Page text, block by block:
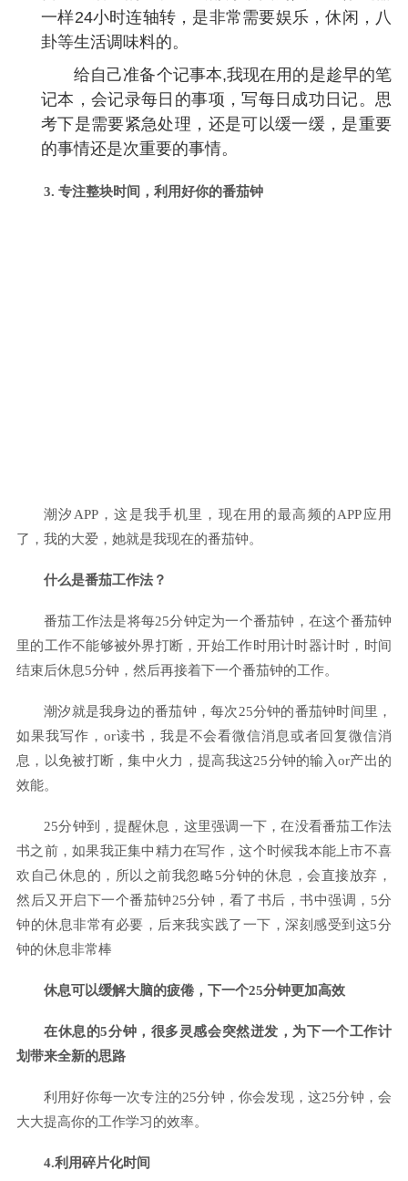
一样24小时连轴转，是非常需要娱乐，休闲，八
卦等生活调味料的。
给自己准备个记事本,我现在用的是趁早的笔
记本，会记录每日的事项，写每日成功日记。思
考下是需要紧急处理，还是可以缓一缓，是重要
的事情还是次重要的事情。
3. 专注整块时间，利用好你的番茄钟
潮汐APP，这是我手机里，现在用的最高频的APP应用
了，我的大爱，她就是我现在的番茄钟。
什么是番茄工作法？
番茄工作法是将每25分钟定为一个番茄钟，在这个番茄钟
里的工作不能够被外界打断，开始工作时用计时器计时，时间
结束后休息5分钟，然后再接着下一个番茄钟的工作。
潮汐就是我身边的番茄钟，每次25分钟的番茄钟时间里，
如果我写作，or读书，我是不会看微信消息或者回复微信消
息，以免被打断，集中火力，提高我这25分钟的输入or产出的
效能。
25分钟到，提醒休息，这里强调一下，在没看番茄工作法
书之前，如果我正集中精力在写作，这个时候我本能上市不喜
欢自己休息的，所以之前我忽略5分钟的休息，会直接放弃，
然后又开启下一个番茄钟25分钟，看了书后，书中强调，5分
钟的休息非常有必要，后来我实践了一下，深刻感受到这5分
钟的休息非常棒
休息可以缓解大脑的疲倦，下一个25分钟更加高效
在休息的5分钟，很多灵感会突然迸发，为下一个工作计
划带来全新的思路
利用好你每一次专注的25分钟，你会发现，这25分钟，会
大大提高你的工作学习的效率。
4.利用碎片化时间